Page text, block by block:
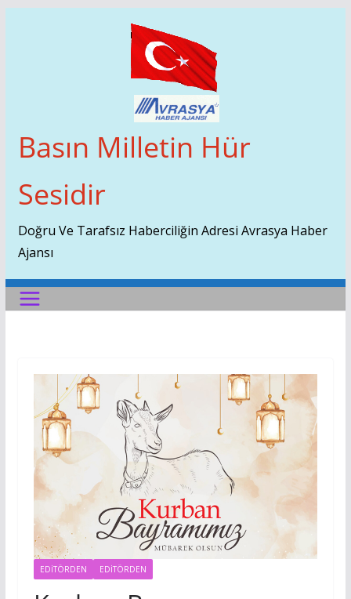
Basın Milletin Hür
Sesidir
Doğru Ve Tarafsız Haberciliğin Adresi Avrasya Haber
Ajansı
EDITÖRDEN EDİTÖRDEN